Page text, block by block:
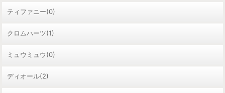
ティファニー(0)
クロムハーツ(1)
ミュウミュウ(0)
ディオール(2)